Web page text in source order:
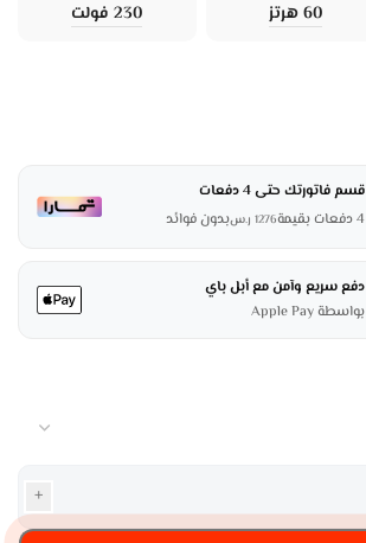
60 هرتز 230 فولت
قسم فاتورتك حتى 4 دفعات
4 دفعات بقيمة
1276 ر.سبدون فوائد
دفع سريع وآمن مع أبل باي
بواسطة Apple Pay
+